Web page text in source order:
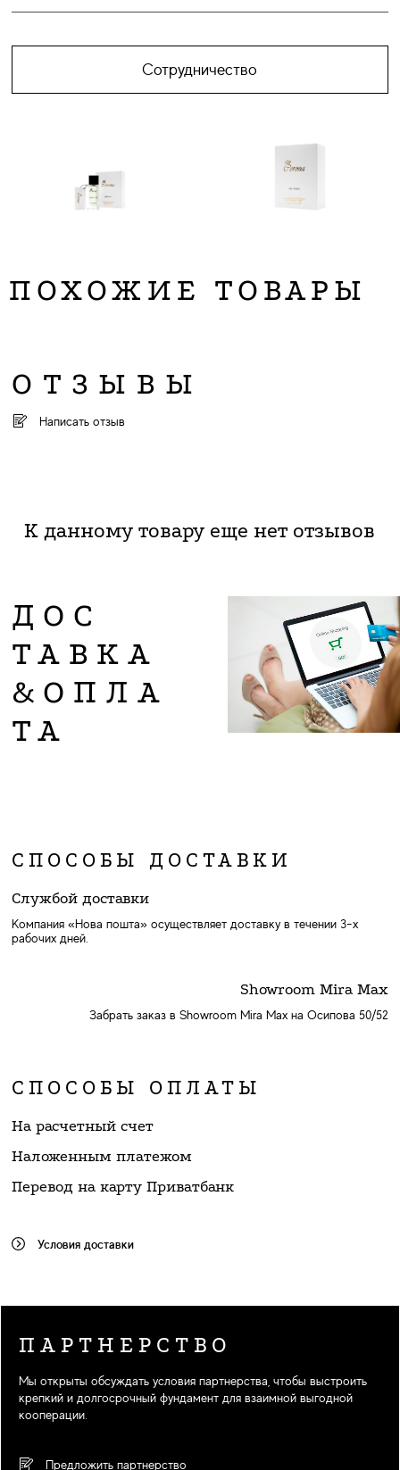
Сотрудничество
ПОХОЖИЕ ТОВАРЫ
ОТЗЫВЫ
Написать отзыв
К данному товару еще нет отзывов
ДОС
ТАВКА
&ОПЛА
ТА
СПОСОБЫ ДОСТАВКИ
Службой доставки
Компания «Нова пошта» осуществляет доставку в течении 3-х
рабочих дней.
Showroom Mira Max
Забрать заказ в Showroom Mira Max на Осипова 50/52
СПОСОБЫ ОПЛАТЫ
На расчетный счет
Наложенным платежом
Перевод на карту Приватбанк
Условия доставки
ПАРТНЕРСТВО
Мы открыты обсуждать условия партнерства, чтобы выстроить
крепкий и долгосрочный фундамент для взаимной выгодной
кооперации.
Предложить партнерство